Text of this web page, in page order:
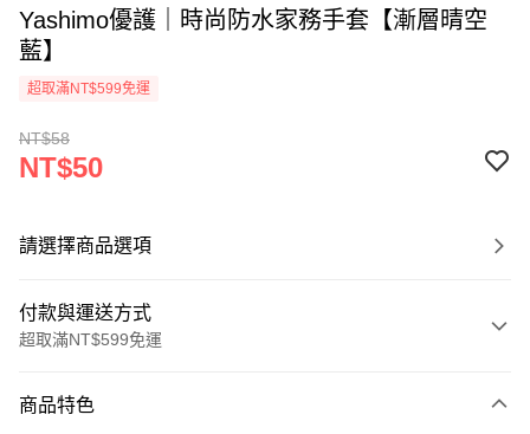
Yashimo優護｜時尚防水家務手套【漸層晴空
藍】
超取滿NT$599免運
NT$58
NT$50
請選擇商品選項
付款與運送方式
超取滿NT$599免運
信用卡一次付款
商品特色